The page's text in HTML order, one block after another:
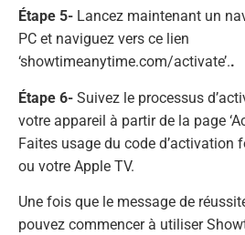
Étape 5- Lancez maintenant un
PC et naviguez vers ce lien
‘showtimeanytime.com/activate’..
Étape 6- Suivez le processus
votre appareil à partir de la page
Faites usage du code d’activation
ou votre Apple TV.
Une fois que le message de
pouvez commencer à utiliser